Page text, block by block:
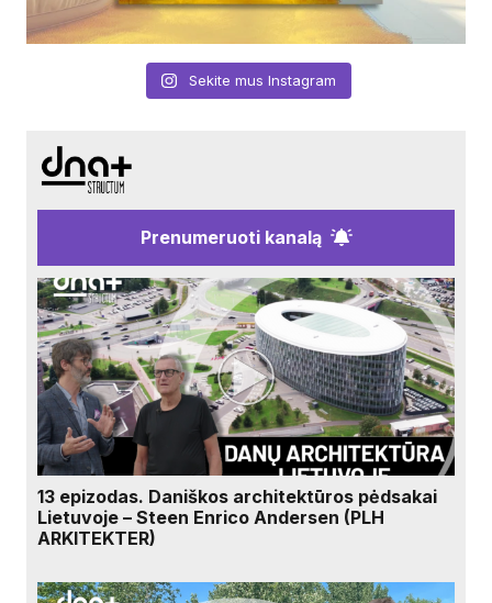
Sekite mus Instagram
Prenumeruoti kanalą
13 epizodas. Daniškos architektūros pėdsakai
Lietuvoje – Steen Enrico Andersen (PLH
ARKITEKTER)